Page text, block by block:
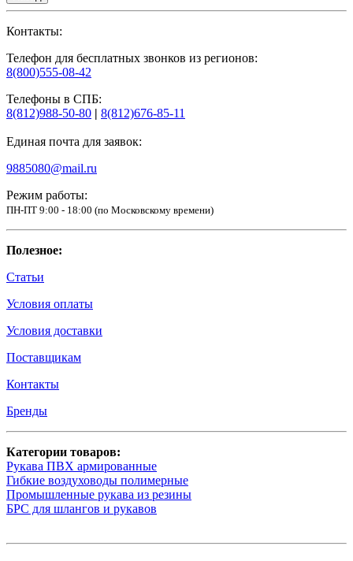
Контакты:
Телефон для бесплатных звонков из регионов:
8(800)555-08-42
Телефоны в СПБ:
8(812)988-50-80 | 8(812)676-85-11
Единая почта для заявок:
9885080@mail.ru
Режим работы:
ПН-ПТ 9:00 - 18:00 (по Московскому времени)
Полезное:
Статьи
Условия оплаты
Условия доставки
Поставщикам
Контакты
Бренды
Категории товаров:
Рукава ПВХ армированные
Гибкие воздуховоды полимерные
Промышленные рукава из резины
БРС для шлангов и рукавов